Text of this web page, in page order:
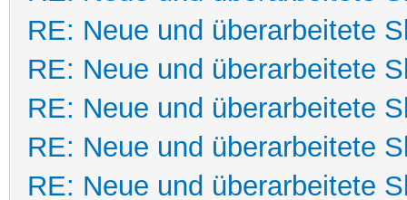
RE: Neue und überarbeitete
RE: Neue und überarbeitete
RE: Neue und überarbeitete
RE: Neue und überarbeitete
RE: Neue und überarbeitete